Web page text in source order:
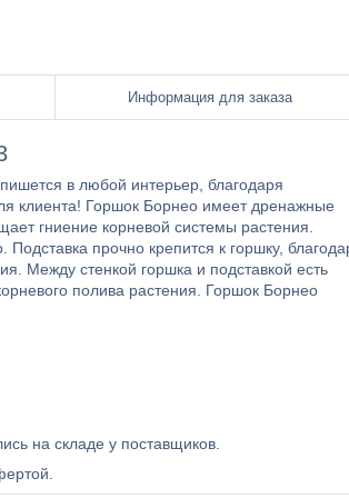
Информация для заказа
в любой интерьер, благодаря
клиента! Горшок Борнео имеет дренажные
гниение корневой системы растения.
прочно крепится к горшку,
Между стенкой горшка и подставкой есть
полива растения. Горшок Борнео
на складе у поставщиков.